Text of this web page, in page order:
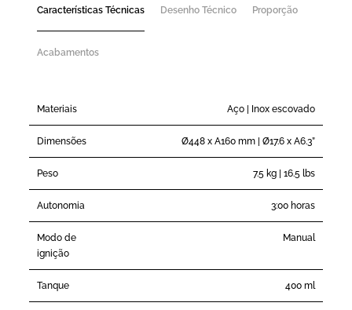
Características Técnicas Desenho Técnico Proporção
Acabamentos
Materiais Aço | Inox escovado
Dimensões Ø448 x A160 mm | Ø17.6 x A6.3”
Peso 7.5 kg | 16.5 lbs
Autonomia 3:00 horas
Modo de
ignição
Manual
Tanque 400 ml